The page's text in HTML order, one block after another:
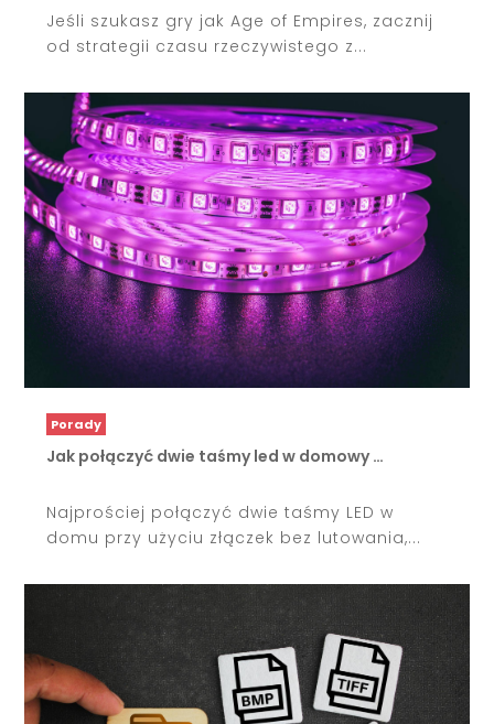
Jeśli szukasz gry jak Age of Empires, zacznij
od strategii czasu rzeczywistego z...
Porady
Jak połączyć dwie taśmy led w domowy …
Najprościej połączyć dwie taśmy LED w
domu przy użyciu złączek bez lutowania,...